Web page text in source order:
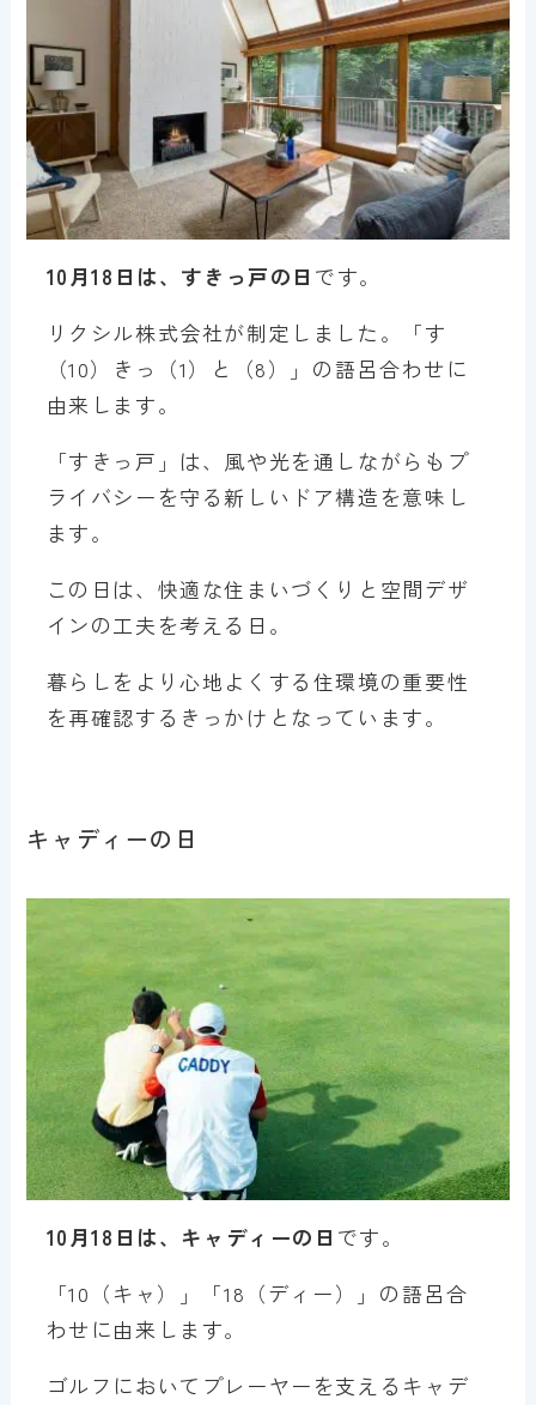
10月18日は、すきっ戸の日 です。
リクシル株式会社が制定しました。「す
（10）きっ（1）と（8）」の語呂合わせに
由来します。
「すきっ戸」は、風や光を通しながらもプ
ライバシーを守る新しいドア構造を意味し
ます。
この日は、快適な住まいづくりと空間デザ
インの工夫を考える日。
暮らしをより心地よくする住環境の重要性
を再確認するきっかけとなっています。
キャディーの日
10月18日は、キャディーの日 です。
「10（キャ）」「18（ディー）」の語呂合
わせに由来します。
ゴルフにおいてプレーヤーを支えるキャデ